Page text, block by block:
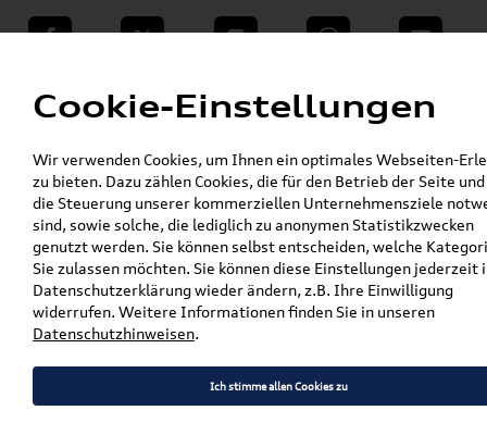
teilen Twitter Instagram WhatsApp E-Mail
VW Shop - VW Originalteile und Zubehör »
% Sale »
Original VW Tiguan 3 Gepäckraumschale /
Kofferraumwanne für Fahrzeuge mit Basis-
Ladeboden 571061161A
Original VW Tiguan 3
Gepäckraumschale /
Kofferraumwanne für
Fahrzeuge mit Basis-
Cookie-Einstellungen
Wir verwenden Cookies, um Ihnen ein optimales Webseiten-
zu bieten. Dazu zählen Cookies, die für den Betrieb der Seite
die Steuerung unserer kommerziellen Unternehmensziele
sind, sowie solche, die lediglich zu anonymen Statistikzwecken
genutzt werden. Sie können selbst entscheiden, welche
Sie zulassen möchten. Sie können diese Einstellungen jederzeit
Datenschutzerklärung wieder ändern, z.B. Ihre Einwilligung
widerrufen. Weitere Informationen finden Sie in unseren
Datenschutzhinweisen.
Ich stimme allen Cookies zu